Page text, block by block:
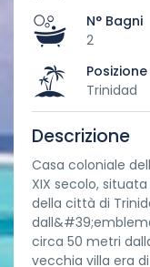
N° Bagni
2
Posizione
Trinidad
Descrizione
Casa coloniale
XIX secolo,
della città di
circa 50 metri
vecchia villa era